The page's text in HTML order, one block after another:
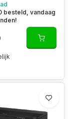
besteld, vandaag